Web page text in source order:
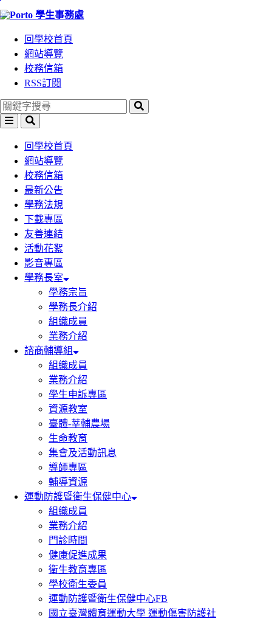
跳
區
塊
跳
區
塊
::: 學生事務處
回學校首頁
網站導覽
校務信箱
RSS訂閱
選
搜
回學校首頁
網站導覽
校務信箱
最新公告
學務法規
下載專區
友善連結
活動花絮
影音專區
學務長室
學務宗旨
學務長介紹
組織成員
業務介紹
諮商輔導組
組織成員
業務介紹
學生申訴專區
資源教室
臺體-莘輔農場
生命教育
集會及活動訊息
導師專區
輔導資源
運動防護暨衛生保健中心
組織成員
業務介紹
門診時間
健康促進成果
衛生教育專區
學校衛生委員
運動防護暨衛生保健中心FB
國立臺灣體育運動大學 運動傷害防護社